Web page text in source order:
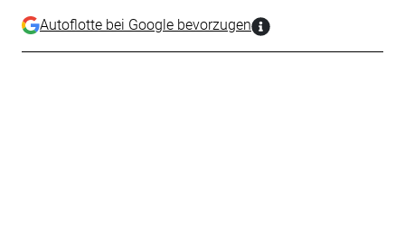
Autoflotte bei Google bevorzugen